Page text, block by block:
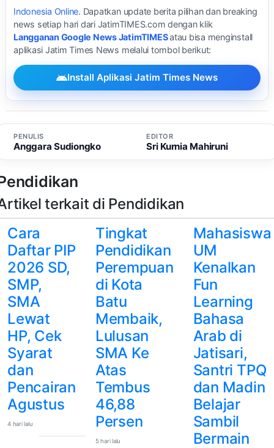
Indonesia Online. Dapatkan update berita pilihan dan breaking
news setiap hari dari JatimTIMES.com dengan klik
Langganan Google News JatimTIMESatau bisa menginstall
aplikasi Jatim Times News melalui tombol berikut:
Install Aplikasi Jatim Times News
PENULIS
Anggara Sudiongko
EDITOR
Sri Kurnia Mahiruni
terkait di Pendidikan
Cara
Daftar PIP
2026 SD,
SMP,
SMA
Lewat
HP, Cek
Syarat
dan
Pencairan
Agustus
4 hari lalu
Tingkat
Pendidikan
Perempuan
di Kota
Batu
Membaik,
Lulusan
SMA Ke
Atas
Tembus
46,88
Persen
5 hari lalu
Mahasiswa
UM
Kenalkan
Fun
Learning
Bahasa
Arab di
Jatisari,
Santri TPQ
dan Madin
Belajar
Sambil
Bermain